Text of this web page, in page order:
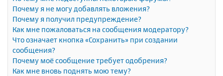
Почему я не могу добавлять вложения?
Почему я получил предупреждение?
Как мне пожаловаться на сообщения модератору?
Что означает кнопка «Сохранить» при создании
сообщения?
Почему моё сообщение требует одобрения?
Как мне вновь поднять мою тему?